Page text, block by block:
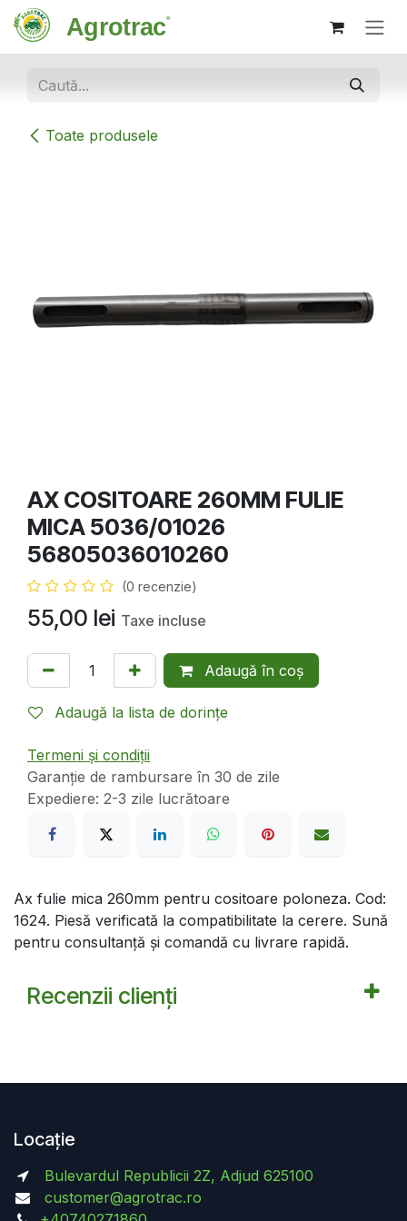
Sari la conținut
Toate produsele
AX COSITOARE 260MM FULIE
MICA 5036/01026
56805036010260
(0 recenzie)
55,00 lei Taxe incluse
Adaugă în coș
Adaugă la lista de dorințe
Termeni și condiții
Garanție de rambursare în 30 de zile
Expediere: 2-3 zile lucrătoare
Ax fulie mica 260mm pentru cositoare poloneza. Cod:
1624. Piesă verificată la compatibilitate la cerere. Sună
pentru consultanță și comandă cu livrare rapidă.
Recenzii clienți
Locație
Bulevardul Republicii 2Z, Adjud 625100
customer@agrotrac.ro